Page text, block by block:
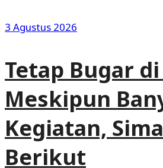
3 Agustus 2026
Tetap Bugar
Meskipun
Kegiatan,
Berikut